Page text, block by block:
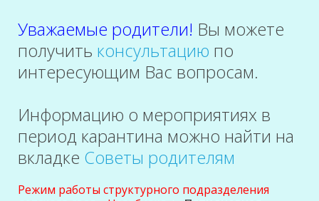
Уважаемые родители! Вы можете
получить консультацию по
интересующим Вас вопросам.
Информацию о мероприятиях в
период карантина можно найти на
вкладке Советы родителям
Режим работы структурного подразделения